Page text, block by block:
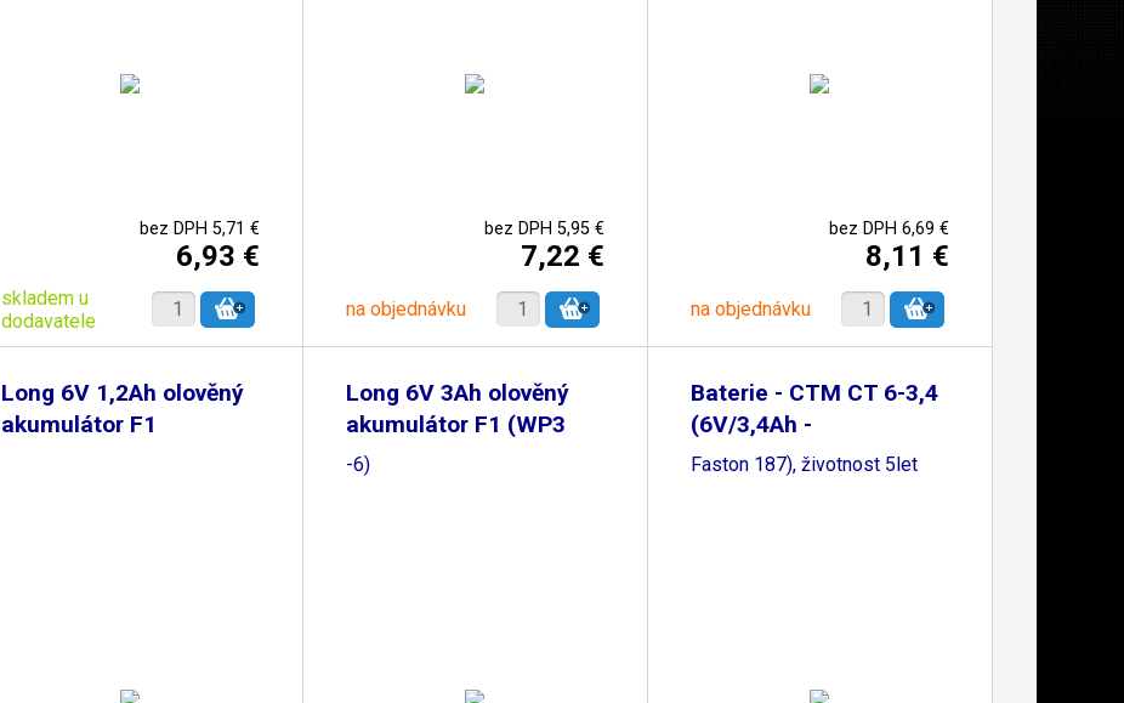
bez DPH 5,71 €
6,93 €
skladem u
dodavatele
bez DPH 5,95 €
7,22 €
na objednávku
bez DPH 6,69 €
8,11 €
na objednávku
Long 6V 1,2Ah olověný
akumulátor F1
Long 6V 3Ah olověný
akumulátor F1 (WP3
-6)
Baterie - CTM CT 6-3,4
(6V/3,4Ah -
Faston 187), životnost 5let